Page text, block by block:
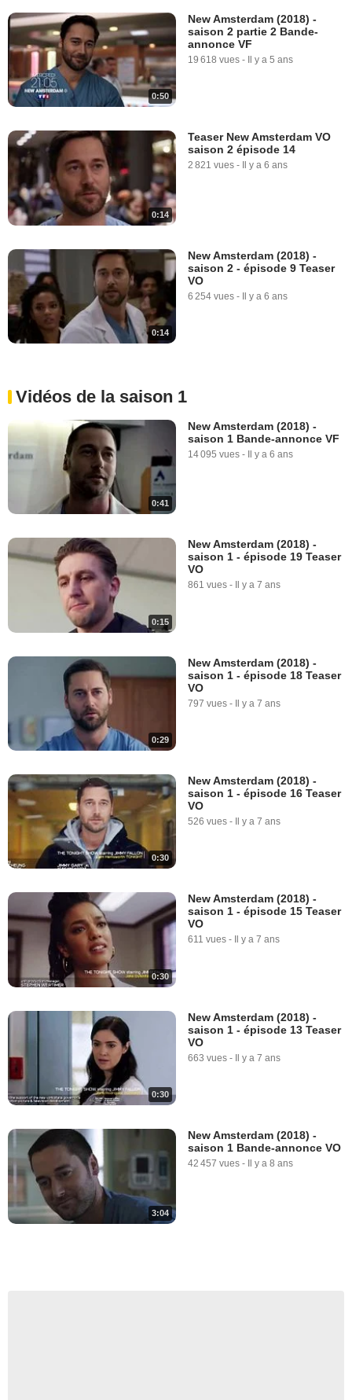
0:50
New Amsterdam (2018) -
saison 2 partie 2 Bande-
annonce VF
19 618 vues - Il y a 5 ans
0:14
Teaser New Amsterdam VO
saison 2 épisode 14
2 821 vues - Il y a 6 ans
0:14
New Amsterdam (2018) -
saison 2 - épisode 9 Teaser
VO
6 254 vues - Il y a 6 ans
Vidéos de la saison 1
0:41
New Amsterdam (2018) -
saison 1 Bande-annonce VF
14 095 vues - Il y a 6 ans
0:15
New Amsterdam (2018) -
saison 1 - épisode 19 Teaser
VO
861 vues - Il y a 7 ans
0:29
New Amsterdam (2018) -
saison 1 - épisode 18 Teaser
VO
797 vues - Il y a 7 ans
0:30
New Amsterdam (2018) -
saison 1 - épisode 16 Teaser
VO
526 vues - Il y a 7 ans
0:30
New Amsterdam (2018) -
saison 1 - épisode 15 Teaser
VO
611 vues - Il y a 7 ans
0:30
New Amsterdam (2018) -
saison 1 - épisode 13 Teaser
VO
663 vues - Il y a 7 ans
3:04
New Amsterdam (2018) -
saison 1 Bande-annonce VO
42 457 vues - Il y a 8 ans